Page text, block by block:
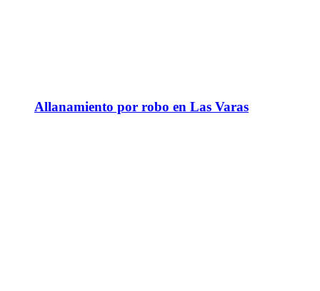
Allanamiento por robo en Las Varas